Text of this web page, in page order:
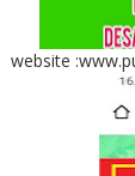
website